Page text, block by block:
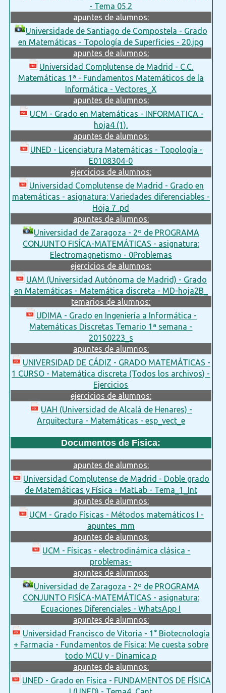
- Tema 05.2
apuntes de alumnos:
Universidade de Santiago de Compostela - Grado
en Matemáticas - Topología de Superficies - 20.jpg
apuntes de alumnos:
Universidad Complutense de Madrid - C.C.
Matemáticas 1ª - Fundamentos Matemáticos de la
Informática - Vectores_X
apuntes de alumnos:
UCM - Grado en Matemáticas - INFORMATICA -
hoja4 (1).
apuntes de alumnos:
UNED - Licenciatura Matemáticas - Topología -
E0108304-0
ejercicios de alumnos:
Universidad Complutense de Madrid - Grado en
matemáticas - asignatura: Variedades diferenciables -
Hoja 7 .pd
apuntes de alumnos:
Universidad de Zaragoza - 2º de PROGRAMA
CONJUNTO FISÍCA-MATEMÁTICAS - asignatura:
Electromagnetismo - 0Problemas
ejercicios de alumnos:
UAM (Universidad Autónoma de Madrid) - Grado
en Matemáticas - Matemática discreta - MD-hoja2B_
temarios de alumnos:
UDIMA - Grado en Ingeniería a Informática -
Matemáticas Discretas Temario 1ª semana -
20150223_s
apuntes de alumnos:
UNIVERSIDAD DE CÁDIZ - GRADO MATEMÁTICAS -
1 CURSO - Matemática discreta (Todos los archivos) -
Ejercicios
ejercicios de alumnos:
UAH (Universidad de Alcalá de Henares) -
Arquitectura - Matemáticas - esp_vect_e
Documentos de Fisica:
apuntes de alumnos:
Universidad Complutense de Madrid - Doble grado
de Matemáticas y Física - MatLab - Tema_1_Int
apuntes de alumnos:
UCM - Grado Físicas - Métodos matemáticos I -
apuntes_mm
apuntes de alumnos:
UCM - Físicas - electrodinámica clásica -
problemas-
apuntes de alumnos:
Universidad de Zaragoza - 2º de PROGRAMA
CONJUNTO FISÍCA-MATEMÁTICAS - asignatura:
Ecuaciones Diferenciales - WhatsApp I
apuntes de alumnos:
Universidad Francisco de Vitoria - 1° Biotecnología
+ Farmacia - Fundamentos de Física: Me cuesta sobre
todo MCU y - Dinamica.p
apuntes de alumnos:
UNED - Grado en Física - FUNDAMENTOS DE FÍSICA